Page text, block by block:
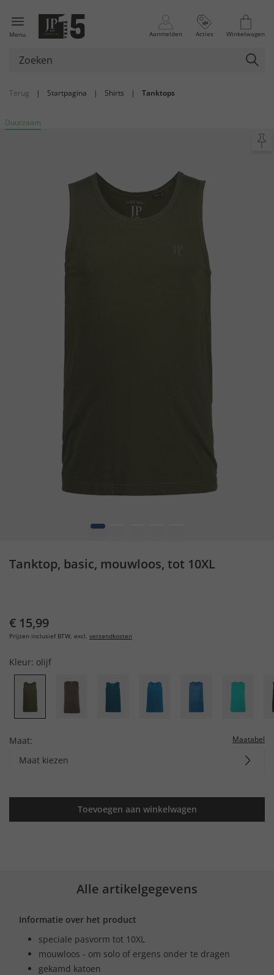
Menu Aanmelden Acties Winkelwagen
Terug | Startpagina | Shirts | Tanktops
Duurzaam
1
Tanktop, basic, mouwloos, tot 10XL
€ 15,99
Prijzen inclusief BTW, excl. verzendkosten
Kleur: olijf
Maat: Maatabel
Maat kiezen
Toevoegen aan winkelwagen
Alle artikelgegevens
Informatie over het product
speciale pasvorm tot 10XL
mouwloos - om solo of ergens onder te dragen
gekamd katoen